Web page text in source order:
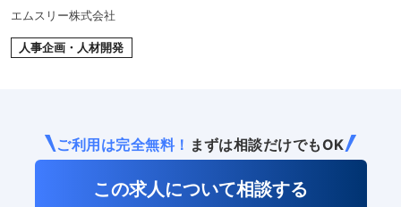
エムスリー株式会社
人事企画・人材開発
ご利用は完全無料！ まずは相談だけでもOK
この求人について相談する